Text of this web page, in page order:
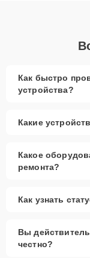
Как быстро
устройства?
Какие
Какое
ремонта?
Как узнать
Вы
честно?